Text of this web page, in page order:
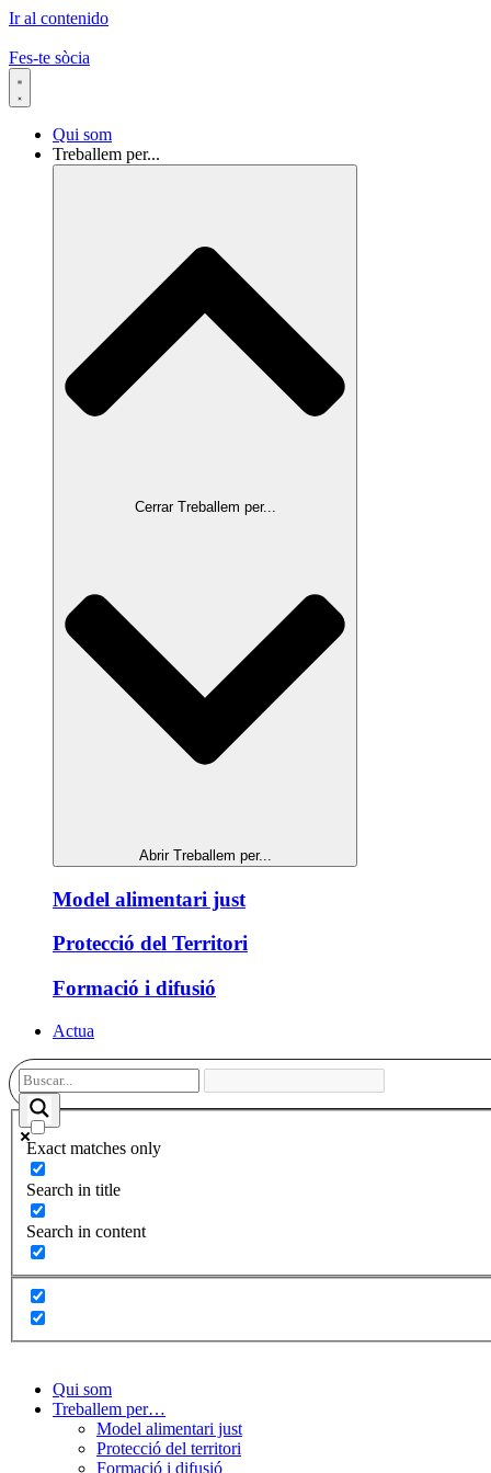
Ir al contenido
Fes-te sòcia
Qui som
Treballem per...
Cerrar Treballem per...
Abrir Treballem per...
Model alimentari just
Protecció del Territori
Formació i difusió
Actua
Exact matches only
Search in title
Search in content
Qui som
Treballem per…
Model alimentari just
Protecció del territori
Formació i difusió